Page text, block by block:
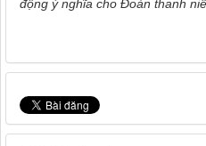
động ý nghĩa cho Đoàn thanh